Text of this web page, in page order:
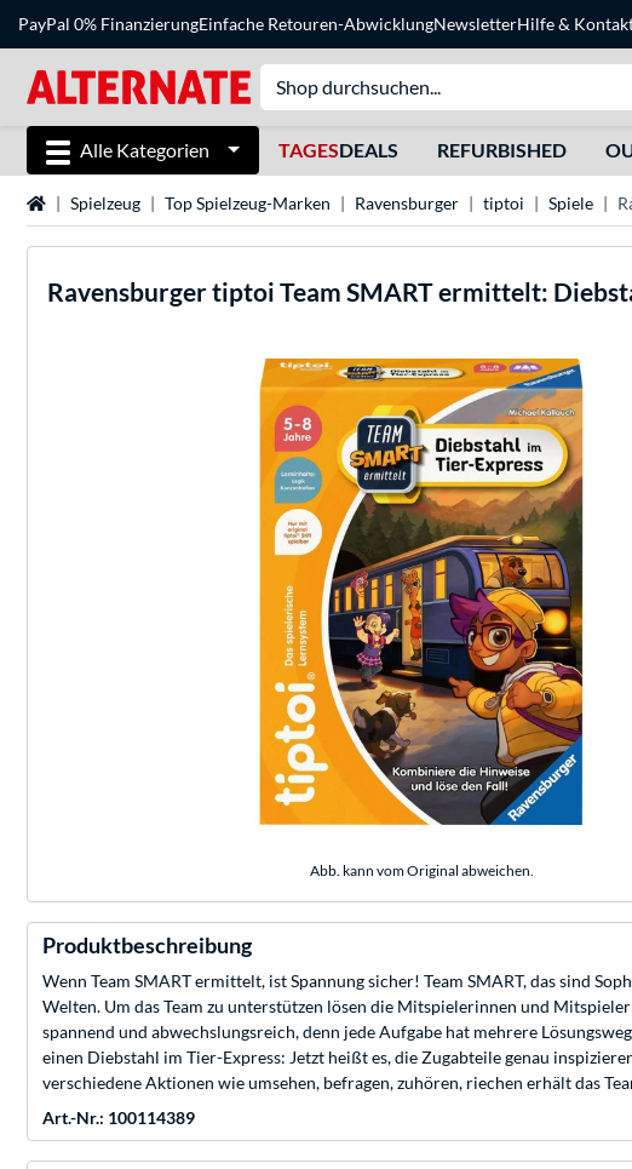
PayPal 0% FinanzierungEinfache Retouren-AbwicklungNewsletterHilfe&
Alle Kategorien TAGESDEALS REFURBISHED
StartseiteSpielzeug Top Spielzeug-Marken Ravensburger tiptoi Spiele
Ravensburgertiptoi Team SMART ermittelt:
Abb. kann vom Original abweichen.
Produktbeschreibung
Wenn Team SMART ermittelt, ist Spannung sicher! Team SMART, das sind
Welten. Um das Team zu unterstützen lösen die Mitspielerinnen und
spannend und abwechslungsreich, denn jede Aufgabe hat mehrere
einen Diebstahl im Tier-Express: Jetzt heißt es, die Zugabteile genau
verschiedene Aktionen wie umsehen, befragen, zuhören, riechen erhält das
Art.-Nr.: 100114389